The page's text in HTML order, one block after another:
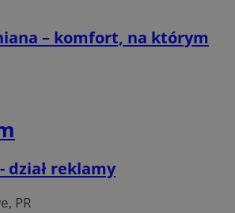
– komfort, na którym
dział reklamy
PR